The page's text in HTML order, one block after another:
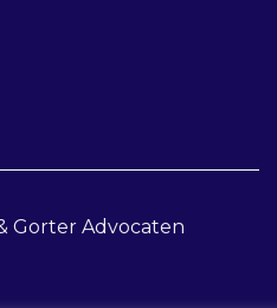
Gorter Advocaten